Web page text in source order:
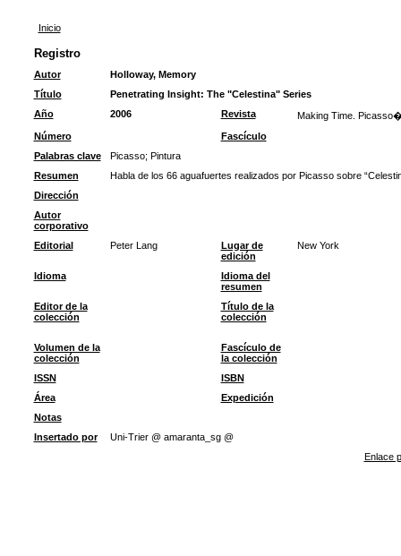
Inicio
Registro
Autor
Holloway, Memory
Título
Penetrating Insight: The "Celestina" Series
Año
2006 Revista
Making Time.
Número
Fascículo
Palabras clave
Picasso; Pintura
Resumen
Habla de los 66 aguafuertes realizados por Picasso sobre
Dirección
Autor
corporativo
Editorial
Peter Lang
Lugar de
edición
New York
Idioma
Idioma del
resumen
Editor de la
colección
Título de la
colección
Volumen de la
colección
Fascículo de
la colección
ISSN
ISBN
Área
Expedición
Notas
Insertado por
Uni-Trier @ amaranta_sg @
Enlace